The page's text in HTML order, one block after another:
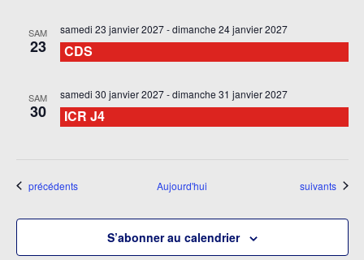
SAM
23
samedi 23 janvier 2027-dimanche 24 janvier 2027
CDS
SAM
30
samedi 30 janvier 2027-dimanche 31 janvier 2027
ICR J4
Évènements
précédents Aujourd'hui Évènements
suivants
S’abonner au calendrier